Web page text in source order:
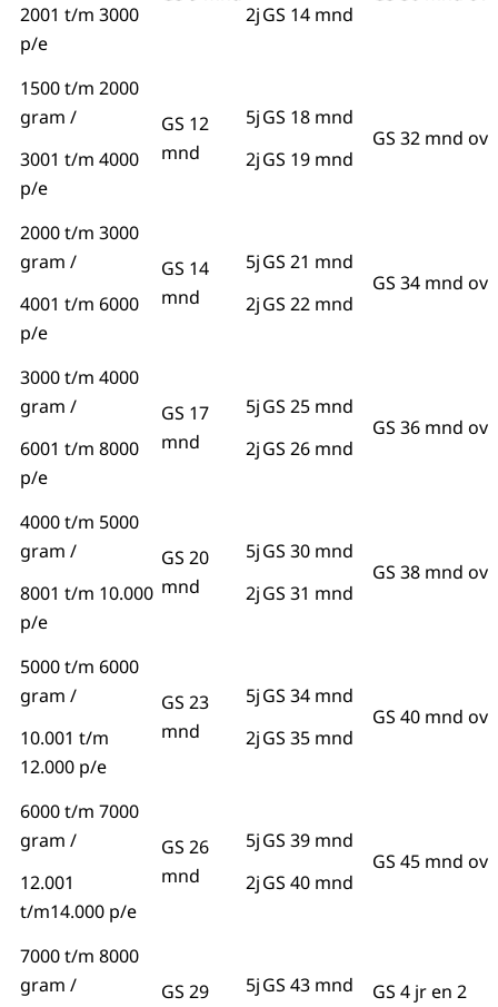
2001 t/m 3000
p/e
2jGS 14 mnd
1500 t/m 2000
gram /
3001 t/m 4000
p/e
GS 12
mnd
5j
2j
GS 18 mnd
GS 19 mnd
GS 32 mnd ov
2000 t/m 3000
gram /
4001 t/m 6000
p/e
GS 14
mnd
5j
2j
GS 21 mnd
GS 22 mnd
GS 34 mnd ov
3000 t/m 4000
gram /
6001 t/m 8000
p/e
GS 17
mnd
5j
2j
GS 25 mnd
GS 26 mnd
GS 36 mnd ov
4000 t/m 5000
gram /
8001 t/m 10.000
p/e
GS 20
mnd
5j
2j
GS 30 mnd
GS 31 mnd
GS 38 mnd ov
5000 t/m 6000
gram /
10.001 t/m
12.000 p/e
GS 23
mnd
5j
2j
GS 34 mnd
GS 35 mnd
GS 40 mnd ov
6000 t/m 7000
gram /
12.001
t/m14.000 p/e
GS 26
mnd
5j
2j
GS 39 mnd
GS 40 mnd
GS 45 mnd ov
7000 t/m 8000
gram /
GS 29
5jGS 43 mnd
GS 4 jr en 2